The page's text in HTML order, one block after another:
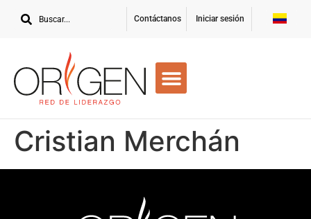
Contáctanos Iniciar sesión
Cristian Merchán